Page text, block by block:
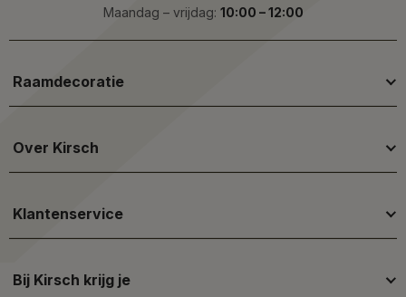
Maandag – vrijdag: 10:00 – 12:00
Raamdecoratie
Over Kirsch
Klantenservice
Bij Kirsch krijg je